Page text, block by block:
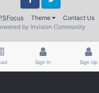
Theme Contact Us
FacebookTwitter
by Invision Community
Sign In Sign Up